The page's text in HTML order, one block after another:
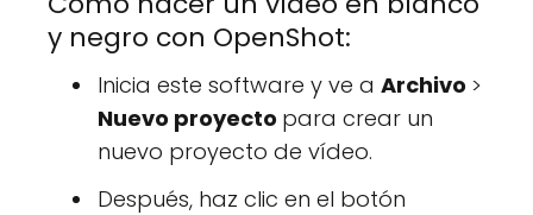
y negro con OpenShot:
Inicia este software y ve a Archivo >
Nuevo proyecto para crear un
nuevo proyecto de vídeo.
Después, haz clic en el botón